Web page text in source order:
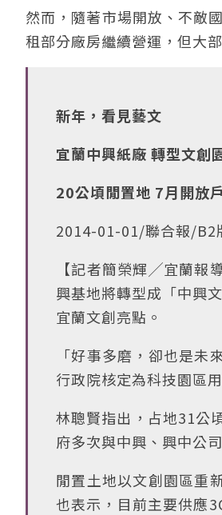
然而，隨著市場開放、不敵
租部分廠房繼續營運，但大
新年，看見藝文
宜蘭中興紙廠 轉型文創
20公頃閒置地 7月開放
2014-01-01/聯合報/B2
【記者簡榮輝╱宜蘭報
興基地將轉型成「中興
宜蘭文創亮點。
「好事多磨，卻也是
行政院核定為科技園區
林聰賢指出，占地31公
府多次與中興、興中公
閒置土地以文創園區重
也表示，目前主要供應